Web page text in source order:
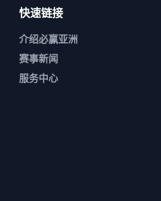
快速链接
介绍必赢亚洲
赛事新闻
服务中心